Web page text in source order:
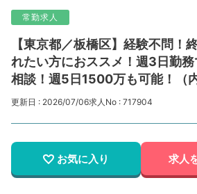
常勤求人
【東京都／板橋区】経験不問！
れたい方におススメ！週3日勤
相談！週5日1500万も可能！（
更新日 : 2026/07/06求人No : 717904
お気に入り 求人